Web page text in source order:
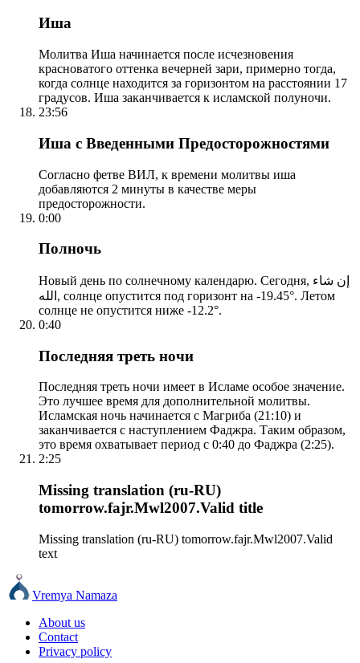
Иша
Молитва Иша начинается после исчезновения
красноватого оттенка вечерней зари, примерно тогда,
когда солнце находится за горизонтом на расстоянии 17
градусов. Иша заканчивается к исламской полуночи.
23:56
Иша с Введенными Предосторожностями
Согласно фетве ВИЛ, к времени молитвы иша
добавляются 2 минуты в качестве меры
предосторожности.
0:00
Полночь
Новый день по солнечному календарю. Сегодня, إن شاء
الله, солнце опустится под горизонт на -19.45°. Летом
солнце не опустится ниже -12.2°.
0:40
Последняя треть ночи
Последняя треть ночи имеет в Исламе особое значение.
Это лучшее время для дополнительной молитвы.
Исламская ночь начинается с Магриба (21:10) и
заканчивается с наступлением Фаджра. Таким образом,
это время охватывает период с 0:40 до Фаджра (2:25).
2:25
Missing translation (ru-RU)
tomorrow.fajr.Mwl2007.Valid title
Missing translation (ru-RU) tomorrow.fajr.Mwl2007.Valid
text
Vremya Namaza
About us
Contact
Privacy policy